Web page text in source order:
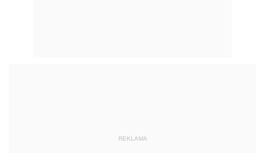
ostateczny zysk wyniósł kilka procent - tak jak